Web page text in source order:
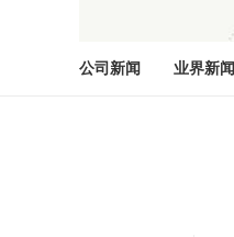
公司新闻 业界新闻